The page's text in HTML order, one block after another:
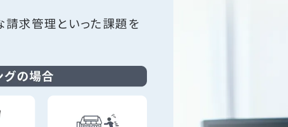
求管理といった課題を